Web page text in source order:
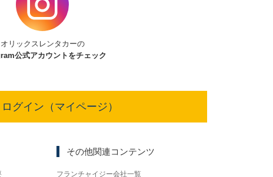
オリックスレンタカーの
公式アカウントをチェック
ログイン（マイページ）
その他関連コンテンツ
フランチャイジー会社一覧